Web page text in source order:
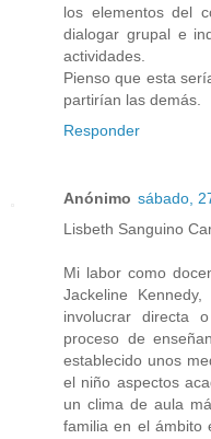
los elementos del
dialogar grupal e
actividades.
Pienso que esta
partirían las demás.
Responder
Anónimo sábado,
Lisbeth Sanguino
Mi labor como
Jackeline
involucrar directa
proceso de
establecido unos
el niño aspectos
un clima de aula
familia en el ámbito